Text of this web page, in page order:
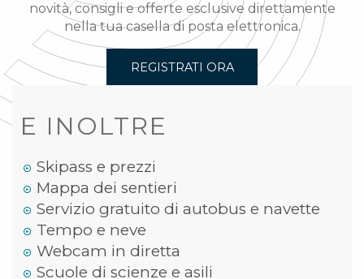
novità, consigli e offerte esclusive direttamente
nella tua casella di posta elettronica.
REGISTRATI ORA
E INOLTRE
Skipass e prezzi
Mappa dei sentieri
Servizio gratuito di autobus e navette
Tempo e neve
Webcam in diretta
Scuole di scienze e asili